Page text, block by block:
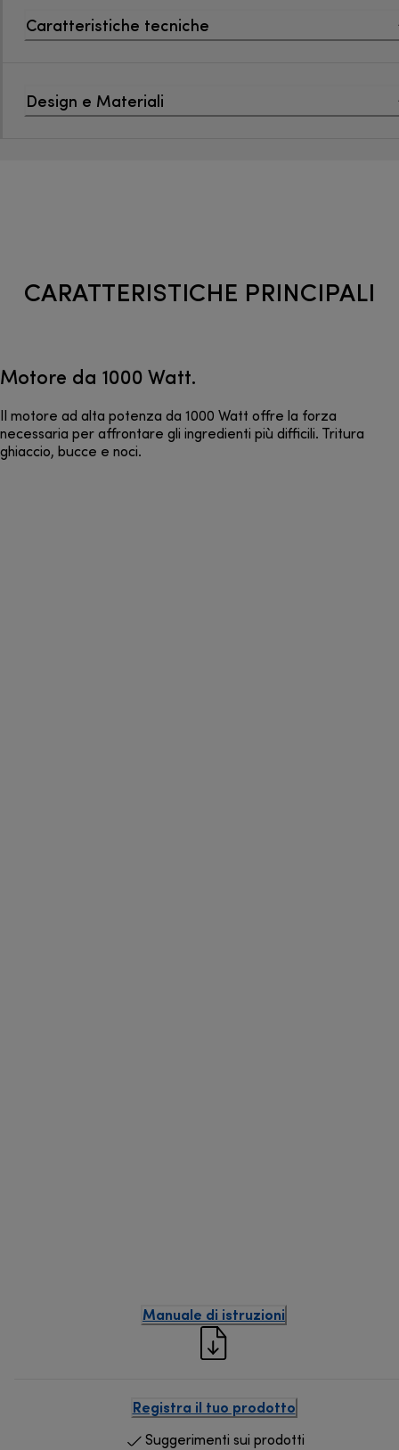
Caratteristiche tecniche
Design e Materiali
CARATTERISTICHE PRINCIPALI
Motore da 1000 Watt.
Il motore ad alta potenza da 1000 Watt offre la forza
necessaria per affrontare gli ingredienti più difficili. Tritura
ghiaccio, bucce e noci.
Manuale di istruzioni
Registra il tuo prodotto
Suggerimenti sui prodotti